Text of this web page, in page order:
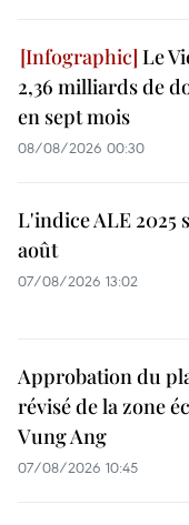
Le
2,36 milliards de
en sept mois
08/08/2026 00:30
L'indice ALE 2025
août
07/08/2026 13:02
Approbation du
révisé de la zone
Vung Ang
07/08/2026 10:45